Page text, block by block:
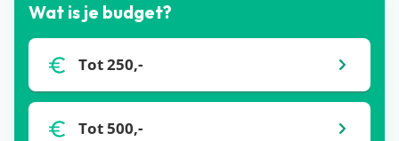
Wat is je budget?
Tot 250,-
Tot 500,-